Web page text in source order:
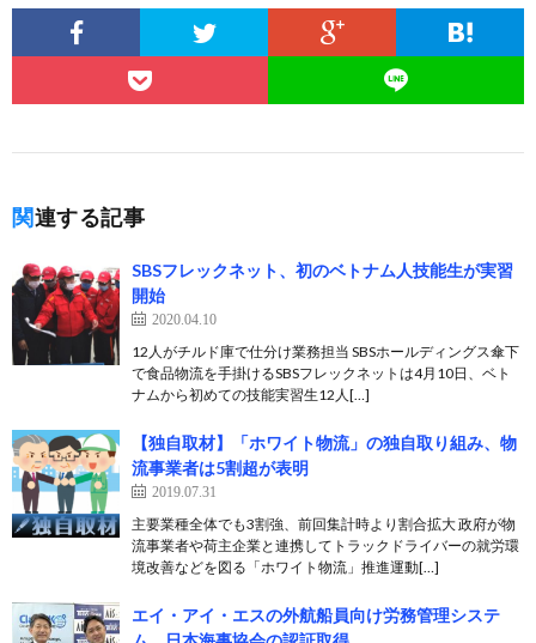
関連する記事
SBSフレックネット、初のベトナム人技能生が実習
開始
2020.04.10
12人がチルド庫で仕分け業務担当 SBSホールディングス傘下
で食品物流を手掛けるSBSフレックネットは4月10日、ベト
ナムから初めての技能実習生12人[…]
【独自取材】「ホワイト物流」の独自取り組み、物
流事業者は5割超が表明
2019.07.31
主要業種全体でも3割強、前回集計時より割合拡大 政府が物
流事業者や荷主企業と連携してトラックドライバーの就労環
境改善などを図る「ホワイト物流」推進運動[…]
エイ・アイ・エスの外航船員向け労務管理システ